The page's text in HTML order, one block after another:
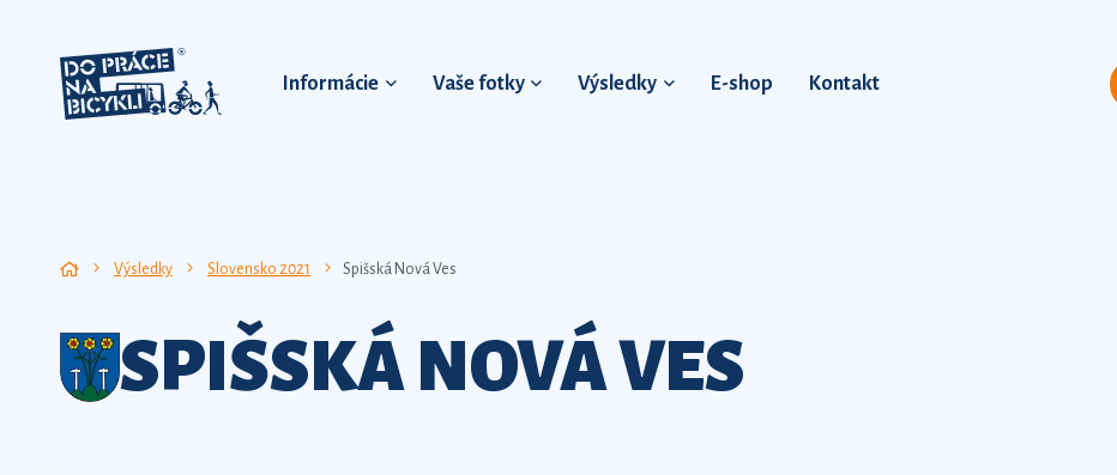
Informácie Vaše fotky Výsledky E-shop Kontakt
Výsledky Slovensko 2021 Spišská Nová Ves
SPIŠSKÁ NOVÁ VES